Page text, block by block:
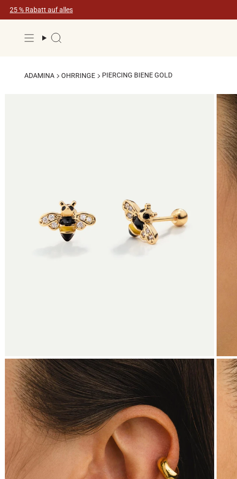
Inhalt
springen
25 % Rabatt auf alles
Suche
ADAMINA OHRRINGE PIERCING BIENE GOLD